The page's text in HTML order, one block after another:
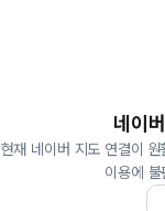
네이
현재 네이버 지도 연결이
이용에